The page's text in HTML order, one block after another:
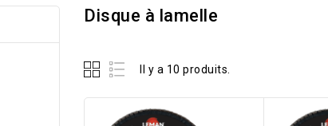
Disque à lamelle
Il y a 10 produits.